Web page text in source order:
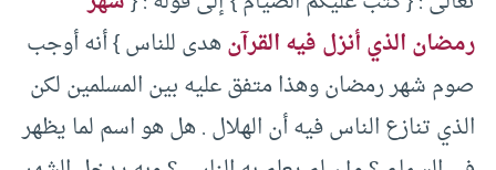
رمضان الذي أنزل فيه القرآنهدى للناس } أنه أوجب
صوم شهر رمضان وهذا متفق عليه بين المسلمين لكن
الذي تنازع الناس فيه أن الهلال . هل هو اسم لما يظهر